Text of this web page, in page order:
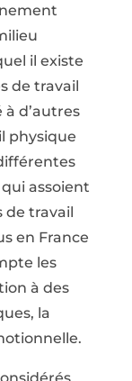
il existe
de travail
d’autres
physique
assoient
de travail
en France
les
à des
la